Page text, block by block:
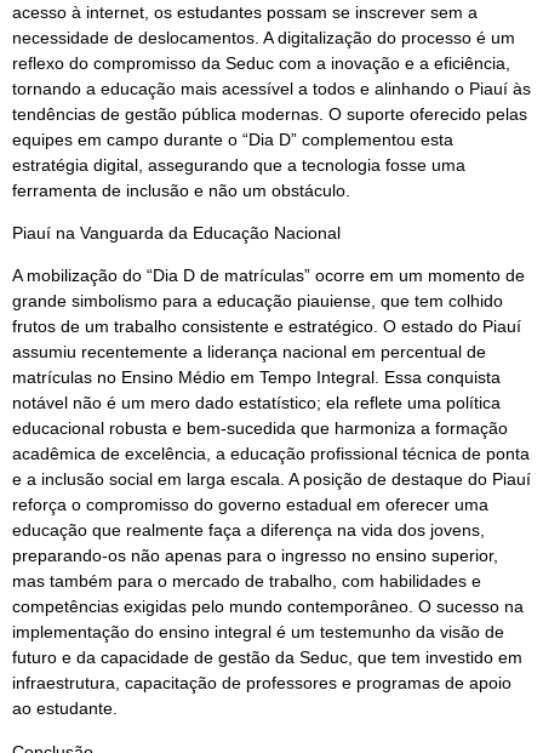
acesso à internet, os estudantes possam se inscrever sem a
necessidade de deslocamentos. A digitalização do processo é um
reflexo do compromisso da Seduc com a inovação e a eficiência,
tornando a educação mais acessível a todos e alinhando o Piauí às
tendências de gestão pública modernas. O suporte oferecido pelas
equipes em campo durante o “Dia D” complementou esta
estratégia digital, assegurando que a tecnologia fosse uma
ferramenta de inclusão e não um obstáculo.
Piauí na Vanguarda da Educação Nacional
A mobilização do “Dia D de matrículas” ocorre em um momento de
grande simbolismo para a educação piauiense, que tem colhido
frutos de um trabalho consistente e estratégico. O estado do Piauí
assumiu recentemente a liderança nacional em percentual de
matrículas no Ensino Médio em Tempo Integral. Essa conquista
notável não é um mero dado estatístico; ela reflete uma política
educacional robusta e bem-sucedida que harmoniza a formação
acadêmica de excelência, a educação profissional técnica de ponta
e a inclusão social em larga escala. A posição de destaque do Piauí
reforça o compromisso do governo estadual em oferecer uma
educação que realmente faça a diferença na vida dos jovens,
preparando-os não apenas para o ingresso no ensino superior,
mas também para o mercado de trabalho, com habilidades e
competências exigidas pelo mundo contemporâneo. O sucesso na
implementação do ensino integral é um testemunho da visão de
futuro e da capacidade de gestão da Seduc, que tem investido em
infraestrutura, capacitação de professores e programas de apoio
ao estudante.